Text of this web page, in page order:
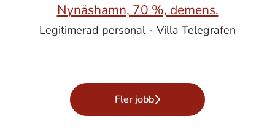
Nynäshamn, 70 %, demens.
Legitimerad personal · Villa Telegrafen
Fler jobb